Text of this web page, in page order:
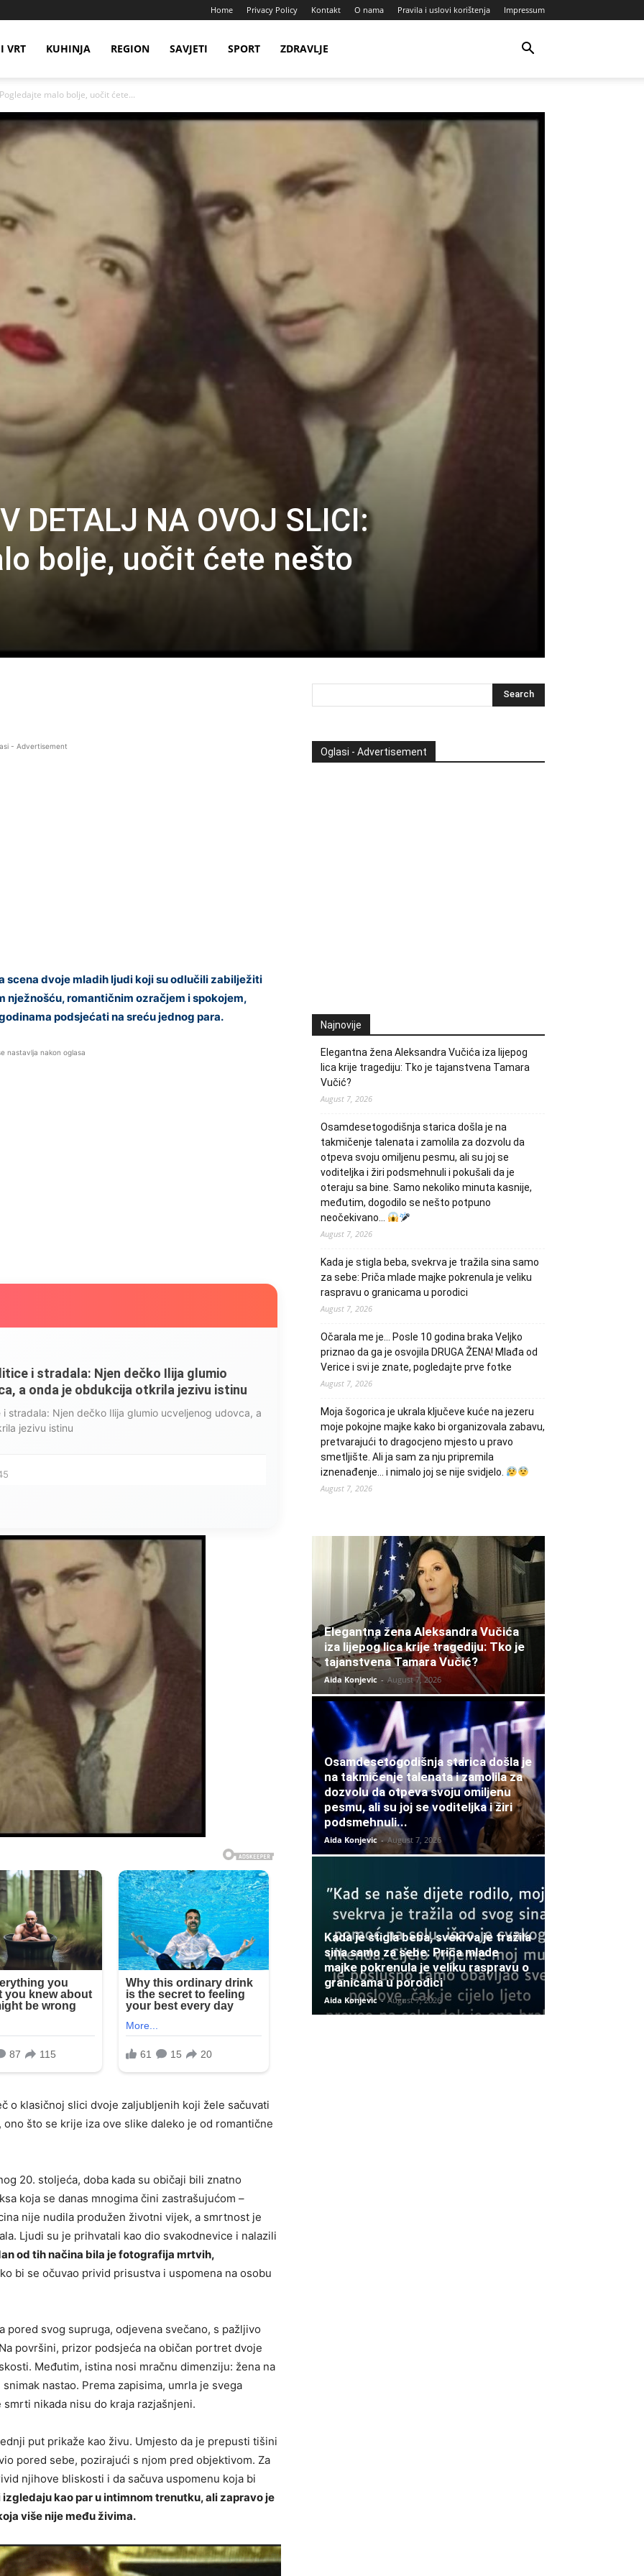
Home Privacy Policy Kontakt O nama Pravila i uslovi korištenja Impressum
VRT KUHINJA REGION SAVJETI SPORT ZDRAVLJE
Pogledajte malo bolje, uočit ćete...
DETALJ NA OVOJ SLICI:
bolje, uočit ćete nešto
- Advertisement
scena dvoje mladih ljudi koji su odlučili zabilježiti
romantičnim ozračjem i spokojem,
podsjećati na sreću jednog para.
nastavlja nakon oglasa
i stradala: Njen dečko Ilija glumio
a onda je obdukcija otkrila jezivu istinu
i stradala: Njen dečko Ilija glumio ucveljenog udovca, a
jezivu istinu
o klasičnoj slici dvoje zaljubljenih koji žele sačuvati
što se krije iza ove slike daleko je od romantične
20. stoljeća, doba kada su običaji bili znatno
koja se danas mnogima čini zastrašujućom –
nije nudila produžen životni vijek, a smrtnost je
Ljudi su je prihvatali kao dio svakodnevice i nalazili
od tih načina bila je fotografija mrtvih,
bi se očuvao privid prisustva i uspomena na osobu
pored svog supruga, odjevena svečano, s pažljivo
površini, prizor podsjeća na običan portret dvoje
Međutim, istina nosi mračnu dimenziju: žena na
nastao. Prema zapisima, umrla je svega
nikada nisu do kraja razjašnjeni.
put prikaže kao živu. Umjesto da je prepusti tišini
pored sebe, pozirajući s njom pred objektivom. Za
njihove bliskosti i da sačuva uspomenu koja bi
kao par u intimnom trenutku, ali zapravo je
više nije među živima.
Oglasi - Advertisement
Najnovije
Elegantna žena Aleksandra Vučića iza lijepog
lica krije tragediju: Tko je tajanstvena Tamara
Vučić?
August 7, 2026
Osamdesetogodišnja starica došla je na
takmičenje talenata i zamolila za dozvolu da
otpeva svoju omiljenu pesmu, ali su joj se
voditeljka i žiri podsmehnuli i pokušali da je
oteraju sa bine. Samo nekoliko minuta kasnije,
međutim, dogodilo se nešto potpuno
neočekivano…
August 7, 2026
Kada je stigla beba, svekrva je tražila sina samo
za sebe: Priča mlade majke pokrenula je veliku
raspravu o granicama u porodici
August 7, 2026
Očarala me je… Posle 10 godina braka Veljko
priznao da ga je osvojila DRUGA ŽENA! Mlađa od
Verice i svi je znate, pogledajte prve fotke
August 7, 2026
Moja šogorica je ukrala ključeve kuće na jezeru
moje pokojne majke kako bi organizovala zabavu,
pretvarajući to dragocjeno mjesto u pravo
smetljište. Ali ja sam za nju pripremila
iznenađenje… i nimalo joj se nije svidjelo.
August 7, 2026
Elegantna žena Aleksandra Vučića
iza lijepog lica krije tragediju: Tko je
tajanstvena Tamara Vučić?
Aida Konjevic - August 7, 2026
Osamdesetogodišnja starica došla je
na takmičenje talenata i zamolila za
dozvolu da otpeva svoju omiljenu
pesmu, ali su joj se voditeljka i žiri
podsmehnuli...
Aida Konjevic - August 7, 2026
Kada je stigla beba, svekrva je tražila
sina samo za sebe: Priča mlade
majke pokrenula je veliku raspravu o
granicama u porodici
Aida Konjevic - August 7, 2026